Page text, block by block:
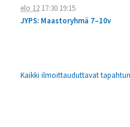
elo 1217:30 19:15
JYPS: Maastoryhmä 7–10v
Kaikki ilmoittauduttavat